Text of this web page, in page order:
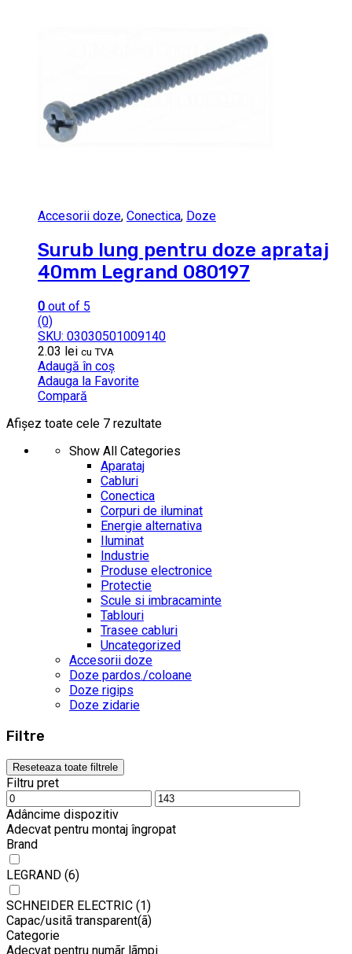
Accesorii doze, Conectica, Doze
Surub lung pentru doze aprataj
40mm Legrand 080197
0 out of 5
(0)
SKU: 03030501009140
2.03 lei cu TVA
Adaugă în coș
Adauga la Favorite
Compară
Afișez toate cele 7 rezultate
Show All Categories
Aparataj
Cabluri
Conectica
Corpuri de iluminat
Energie alternativa
Iluminat
Industrie
Produse electronice
Protectie
Scule si imbracaminte
Tablouri
Trasee cabluri
Uncategorized
Accesorii doze
Doze pardos./coloane
Doze rigips
Doze zidarie
Filtre
Reseteaza toate filtrele
Filtru pret
Adâncime dispozitiv
Adecvat pentru montaj îngropat
Brand
LEGRAND (6)
SCHNEIDER ELECTRIC (1)
Capac/usitã transparent(ã)
Categorie
Adecvat pentru numãr lãmpi